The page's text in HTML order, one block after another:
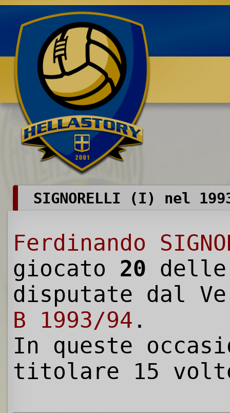
Benvenuti su HELLASTORY.net
SIGNORELLI (I) nel
Ferdinando
giocato 20
disputate dal
B 1993/94 .
In queste
titolare 15